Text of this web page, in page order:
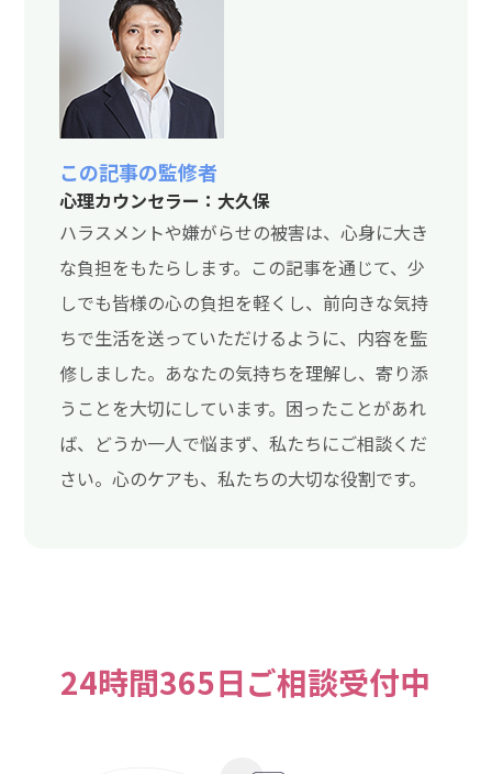
この記事の監修者
心理カウンセラー：大久保
ハラスメントや嫌がらせの被害は、心身に大き
な負担をもたらします。この記事を通じて、少
しでも皆様の心の負担を軽くし、前向きな気持
ちで生活を送っていただけるように、内容を監
修しました。あなたの気持ちを理解し、寄り添
うことを大切にしています。困ったことがあれ
ば、どうか一人で悩まず、私たちにご相談くだ
さい。心のケアも、私たちの大切な役割です。
24時間365日ご相談受付中